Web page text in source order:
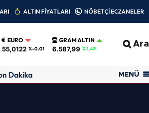
ALTIN FİYATLARI NÖBETÇİ ECZANELER
EURO
55,0122 %-0.01
GRAM ALTIN
6.587,99 % 1,47 Ara
Dakika MENÜ